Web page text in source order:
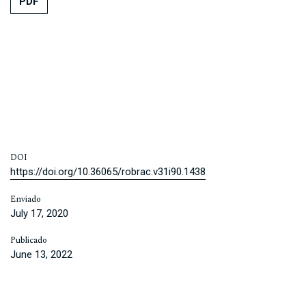
DOI
https://doi.org/10.36065/robrac.v31i90.1438
Enviado
July 17, 2020
Publicado
June 13, 2022